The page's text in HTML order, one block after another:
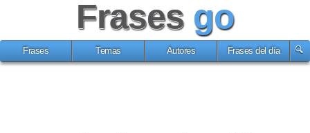
Frases go
Frases Temas Autores Frases del día